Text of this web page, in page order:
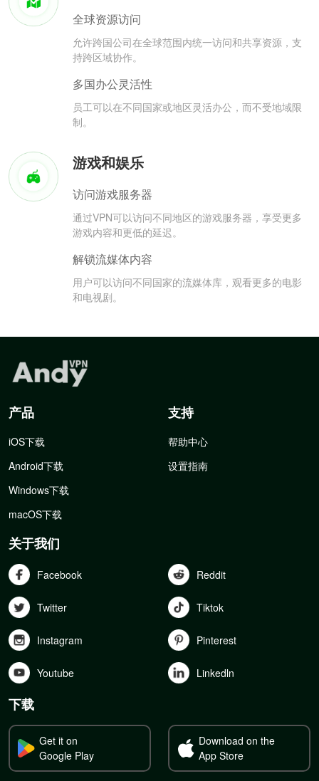
全球资源访问
允许跨国公司在全球范围内统一访问和共享资源，支
持跨区域协作。
多国办公灵活性
员工可以在不同国家或地区灵活办公，而不受地域限
制。
游戏和娱乐
访问游戏服务器
通过VPN可以访问不同地区的游戏服务器，享受更多
游戏内容和更低的延迟。
解锁流媒体内容
用户可以访问不同国家的流媒体库，观看更多的电影
和电视剧。
产品
iOS下载
Android下载
Windows下载
macOS下载
支持
帮助中心
设置指南
关于我们
Facebook Reddit
Twitter Tiktok
Instagram Pinterest
Youtube Linkedln
下载
Get it on
Google Play
Download on the
App Store